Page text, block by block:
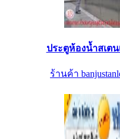
ประตูห้องน้ำสเตน
ร้านค้า